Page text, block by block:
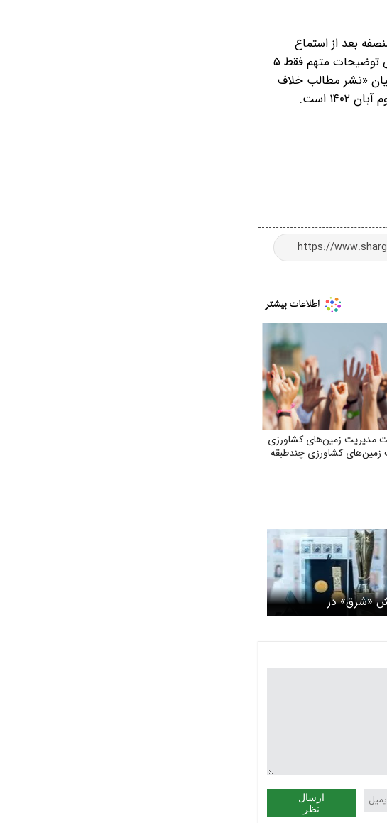
بعد از استماع
دفاعیات مدیرمسئول روزنامه شرق، او را به اتفاق آرا مجرم دانستند و برخی از اعضا در دلایل مخالفت گفتند بر اساس توضیحات متهم فقط ۵
«نشر مطالب خلاف
مدیریت زمین‌های کشاورزی
کشاورزی چندطبقه
«شرق» در
ارسال
نظر